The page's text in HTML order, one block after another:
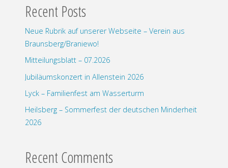
Recent Posts
Neue Rubrik auf unserer Webseite – Verein aus
Braunsberg/Braniewo!
Mitteilungsblatt – 07.2026
Jubiläumskonzert in Allenstein 2026
Lyck – Familienfest am Wasserturm
Heilsberg – Sommerfest der deutschen Minderheit
2026
Recent Comments